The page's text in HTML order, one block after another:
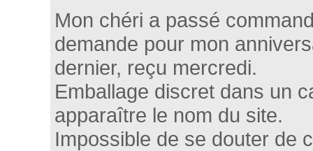
Mon chéri a passé
demande pour mon
dernier, reçu mercredi.
Emballage discret dans un
apparaître le nom du site.
Impossible de se douter de